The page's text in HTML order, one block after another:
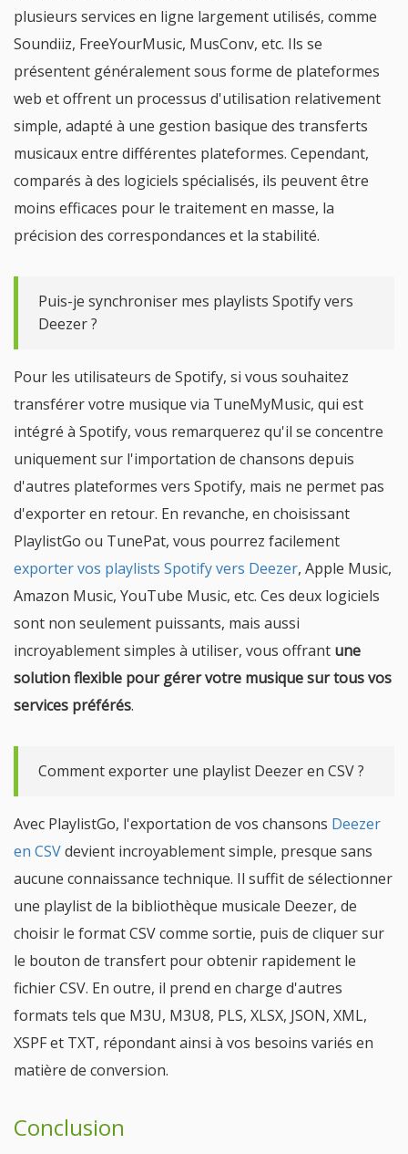
plusieurs services en ligne largement utilisés, comme
Soundiiz, FreeYourMusic, MusConv, etc. Ils se
présentent généralement sous forme de plateformes
web et offrent un processus d'utilisation relativement
simple, adapté à une gestion basique des transferts
musicaux entre différentes plateformes. Cependant,
comparés à des logiciels spécialisés, ils peuvent être
moins efficaces pour le traitement en masse, la
précision des correspondances et la stabilité.
Puis-je synchroniser mes playlists Spotify vers
Deezer ?
Pour les utilisateurs de Spotify, si vous souhaitez
transférer votre musique via TuneMyMusic, qui est
intégré à Spotify, vous remarquerez qu'il se concentre
uniquement sur l'importation de chansons depuis
d'autres plateformes vers Spotify, mais ne permet pas
d'exporter en retour. En revanche, en choisissant
PlaylistGo ou TunePat, vous pourrez facilement
exporter vos playlists Spotify vers Deezer, Apple Music,
Amazon Music, YouTube Music, etc. Ces deux logiciels
sont non seulement puissants, mais aussi
incroyablement simples à utiliser, vous offrant une
solution flexible pour gérer votre musique sur tous vos
services préférés.
Comment exporter une playlist Deezer en CSV ?
Avec PlaylistGo, l'exportation de vos chansons Deezer
en CSVdevient incroyablement simple, presque sans
aucune connaissance technique. Il suffit de sélectionner
une playlist de la bibliothèque musicale Deezer, de
choisir le format CSV comme sortie, puis de cliquer sur
le bouton de transfert pour obtenir rapidement le
fichier CSV. En outre, il prend en charge d'autres
formats tels que M3U, M3U8, PLS, XLSX, JSON, XML,
XSPF et TXT, répondant ainsi à vos besoins variés en
matière de conversion.
Conclusion